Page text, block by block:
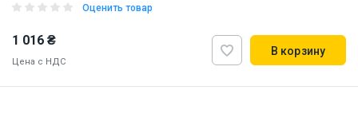
Оценить товар
1 016 ₴
Цена с НДС
В корзину